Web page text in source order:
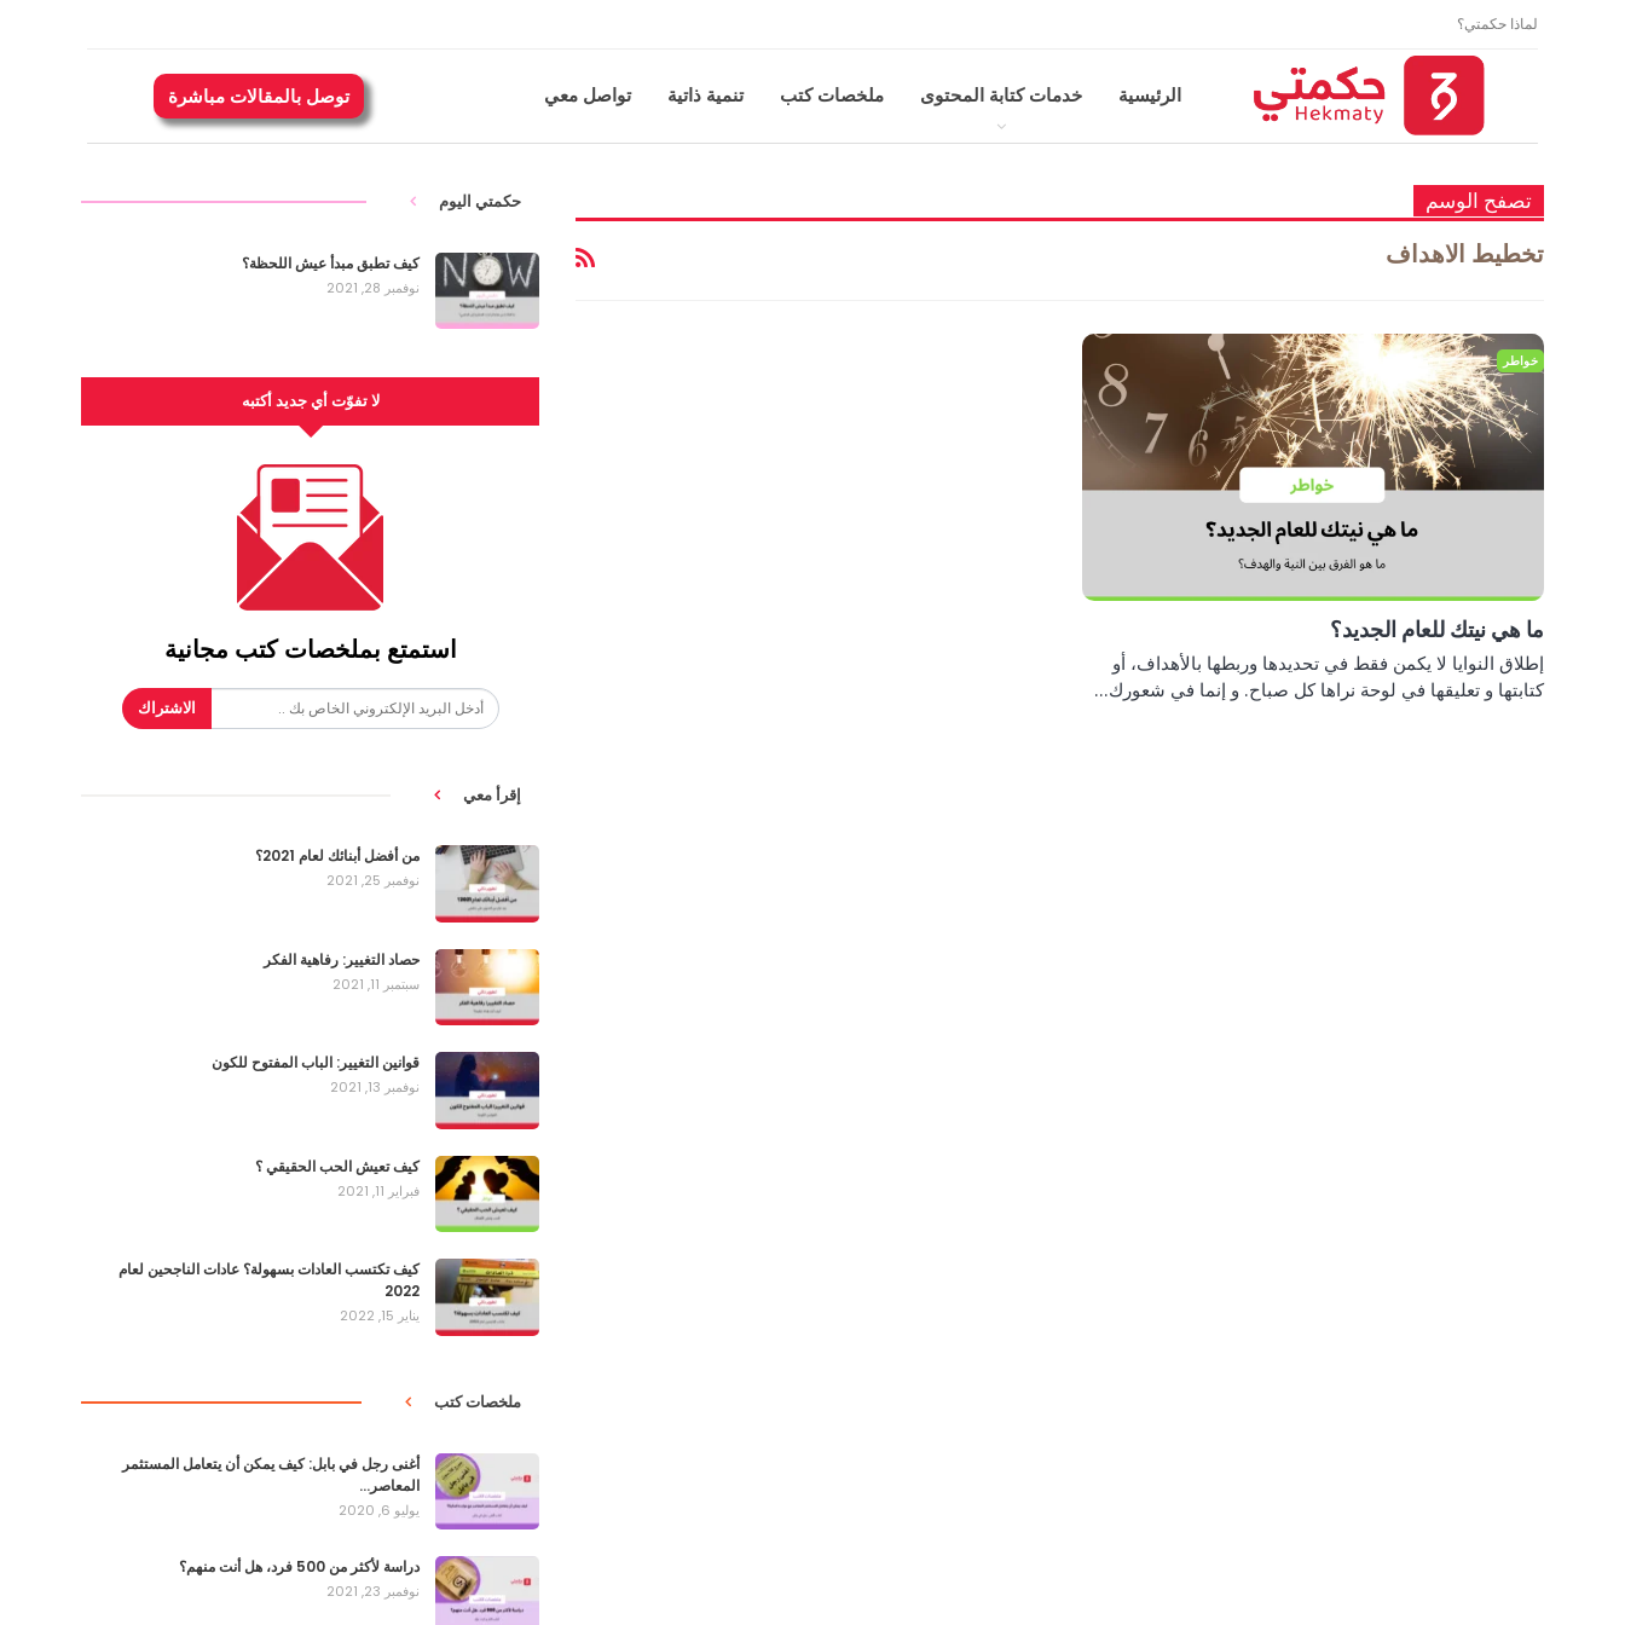
لماذا حكمتي؟
الرئيسية خدمات كتابة المحتوى ملخصات كتب تنمية ذاتية تواصل معي توصل بالمقالات مباشرة
تصفح الوسم
تخطيط الاهداف
خواطر
ما هي نيتك للعام الجديد؟
إطلاق النوايا لا يكمن فقط في تحديدها وربطها بالأهداف، أو
كتابتها و تعليقها في لوحة نراها كل صباح. و إنما في شعورك…
حكمتي اليوم
كيف تطبق مبدأ عيش اللحظة؟
نوفمبر 28, 2021
لا تفوّت أي جديد أكتبه
استمتع بملخصات كتب مجانية
الاشتراك
إقرأ معي
من أفضل أبنائك لعام 2021؟
نوفمبر 25, 2021
حصاد التغيير: رفاهية الفكر
سبتمبر 11, 2021
قوانين التغيير: الباب المفتوح للكون
نوفمبر 13, 2021
كيف تعيش الحب الحقيقي ؟
فبراير 11, 2021
كيف تكتسب العادات بسهولة؟ عادات الناجحين لعام
2022
يناير 15, 2022
ملخصات كتب
أغنى رجل في بابل: كيف يمكن أن يتعامل المستثمر
المعاصر…
يوليو 6, 2020
دراسة لأكثر من 500 فرد، هل أنت منهم؟
نوفمبر 23, 2021